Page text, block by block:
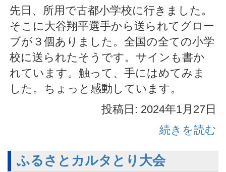
先日、所用で古都小学校に行きました。
そこに大谷翔平選手から送られてグロー
ブが３個ありました。全国の全ての小学
校に送られたそうです。サインも書か
れています。触って、手にはめてみま
した。ちょっと感動しています。
投稿日: 2024年1月27日
続きを読む
ふるさとカルタとり大会